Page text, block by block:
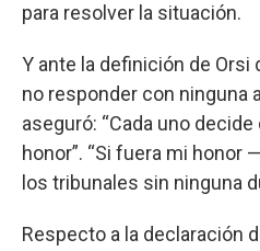
para resolver la situación.
Y ante la definición de
no responder con ninguna
aseguró: “Cada uno
honor”. “Si fuera mi honor
los tribunales sin ninguna
Respecto a la declaración